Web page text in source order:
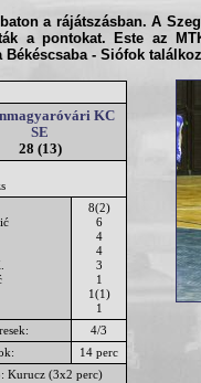
a rájátszásban. A
a pontokat. Este az
Békéscsaba - Siófok
KC
SE
28 (13)
8(2)
6
4
4
3
1
1(1)
1
4/3
14 perc
Kurucz (3x2 perc)